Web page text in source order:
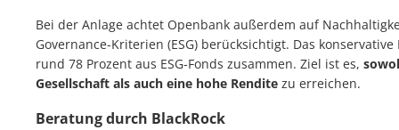
Bei der Anlage achtet Openbank außerdem auf
Governance-Kriterien (ESG) berücksichtigt. Das
rund 78 Prozent aus ESG-Fonds zusammen. Ziel ist es,
Gesellschaft als auch eine hohe Rendite zu erreichen.
Beratung durch BlackRock